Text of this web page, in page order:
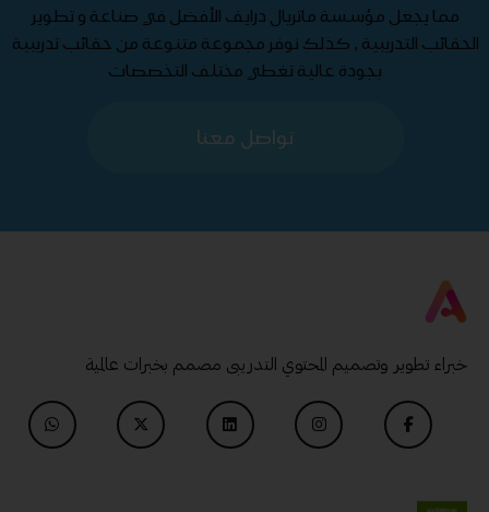
مما يجعل مؤسسة ماتريال درايف الأفضل في صناعة و تطوير
الحقائب التدريبية , كذلك نوفر مجموعة متنوعة من حقائب تدريبية
بجودة عالية تغطي مختلف التخصصات
تواصل معنا
خبراء تطوير وتصميم المحتوي التدريبى مصمم بخبرات عالمية